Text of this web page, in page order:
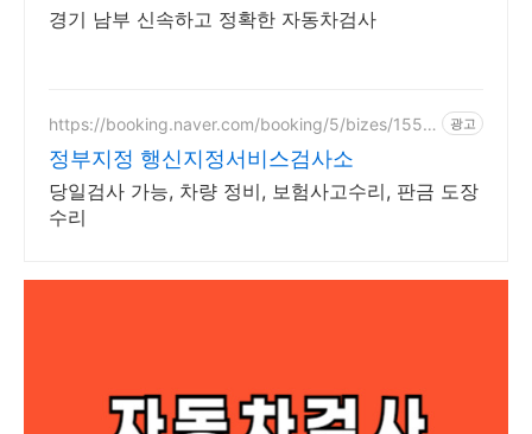
경기 남부 신속하고 정확한 자동차검사
https://booking.naver.com/booking/5/bizes/1554
광고
정부지정 행신지정서비스검사소
당일검사 가능, 차량 정비, 보험사고수리, 판금 도장
수리